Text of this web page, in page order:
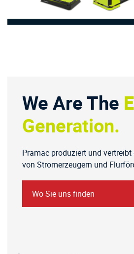
We Are The
Generation.
Pramac produziert und
von Stromerzeugern und
Wo Sie uns finden